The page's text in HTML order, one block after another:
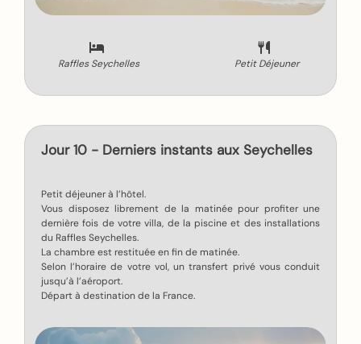
Raffles Seychelles Petit Déjeuner
Jour 10 - Derniers instants aux Seychelles
Petit déjeuner à l’hôtel.
Vous disposez librement de la matinée pour profiter une
dernière fois de votre villa, de la piscine et des installations
du Raffles Seychelles.
La chambre est restituée en fin de matinée.
Selon l’horaire de votre vol, un transfert privé vous conduit
jusqu’à l’aéroport.
Départ à destination de la France.